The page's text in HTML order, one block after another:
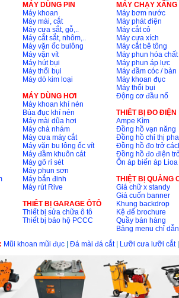
MÁY DÙNG PIN
Máy khoan
Máy mài, cắt
Máy cưa sắt, gỗ,..
Máy cắt sắt, nhôm,..
Máy vặn ốc bulông
Máy vặn vít
Máy hút bụi
Máy thổi bụi
Máy dò kim loại
MÁY DÙNG HƠI
Máy khoan khí nén
Búa đục khí nén
Máy mài dũa hơi
Máy chà nhám
Máy cưa máy cắt
Máy vặn bu lông ốc vít
Máy đầm khuôn cát
Máy gõ rỉ sét
Máy phun sơn
Máy bắn đinh
Máy rút Rive
THIÊT BỊ GARAGE ÔTÔ
Thiết bị sửa chữa ô tô
Thiết bị bảo hộ PCCC
MÁY CHẠY
Máy bơm nước
Máy phát điện
Máy cắt cỏ
Máy cưa xích
Máy cắt bê tông
Máy phun hóa chất
Máy phun áp lực
Máy đầm cóc / bàn
Máy khoan đục
Máy thổi bụi
Động cơ đầu nổ
THIÊT BỊ ĐO ĐIỆN
Ampe Kìm
Đồng hồ vạn năng
Đồng hồ chỉ thị pha
Đồng hồ đo trở
Đồng hồ đo điện
Ổn áp biến áp Lioa
THIỆT BỊ QUẢNG
Giá chữ x standy
Giá cuốn banner
Khung backdrop
Kệ để brochure
Quầy bán hàng
Bảng menu chỉ dẫn
Mũi khoan mũi đục Đá mài đá cắt| Lưỡi cưa lưỡi cắt